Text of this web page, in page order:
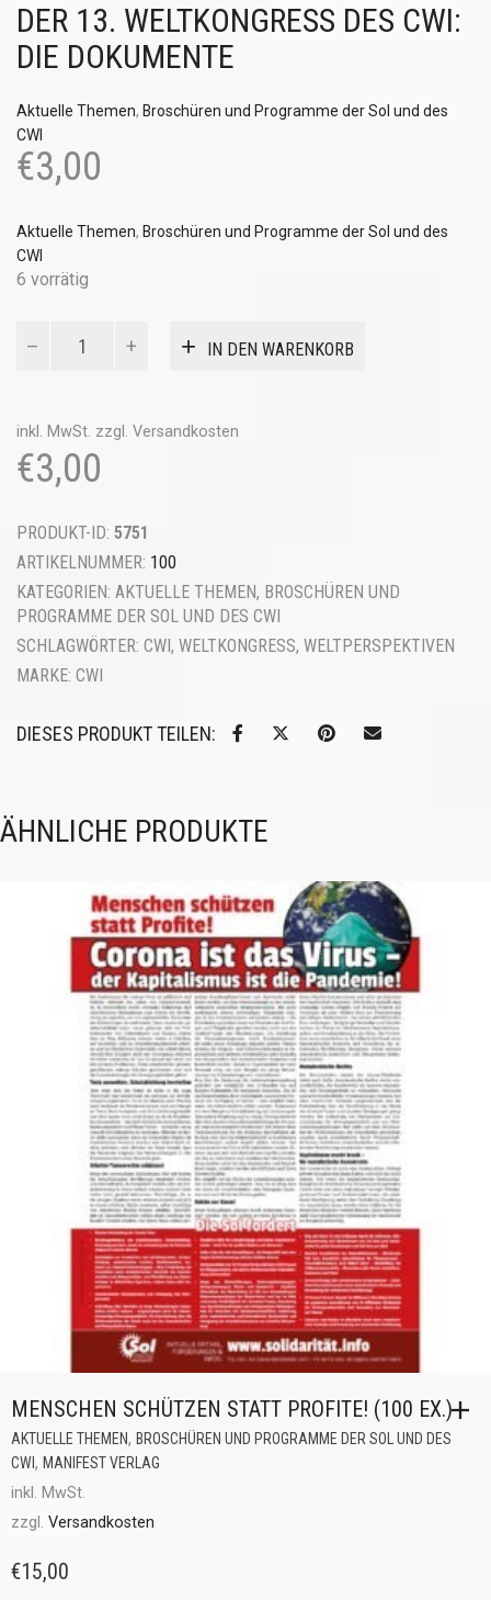
DER 13. WELTKONGRESS DES CWI:
DIE DOKUMENTE
Aktuelle Themen, Broschüren und Programme der Sol und des
CWI
€3,00
Aktuelle Themen, Broschüren und Programme der Sol und des
CWI
6 vorrätig
CWI:
Die
Dokumente
IN DEN WARENKORB
inkl. MwSt. zzgl. Versandkosten
€3,00
PRODUKT-ID: 5751
ARTIKELNUMMER: 100
KATEGORIEN: AKTUELLE THEMEN, BROSCHÜREN UND
PROGRAMME DER SOL UND DES CWI
SCHLAGWÖRTER: CWI, WELTKONGRESS, WELTPERSPEKTIVEN
MARKE: CWI
DIESES PRODUKT TEILEN:
ÄHNLICHE PRODUKTE
MENSCHEN SCHÜTZEN STATT PROFITE! (100 EX.)
AKTUELLE THEMEN, BROSCHÜREN UND PROGRAMME DER SOL UND DES
CWI, MANIFEST VERLAG
inkl. MwSt.
zzgl. Versandkosten
€15,00